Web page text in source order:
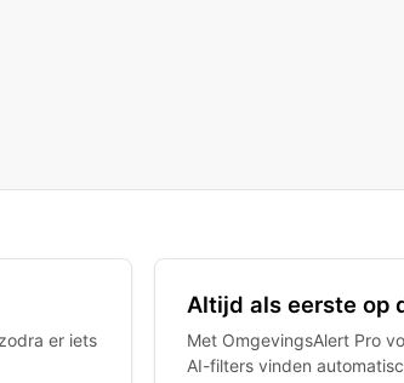
er iets
Altijd als eerste op
Met OmgevingsAlert Pro
AI-filters vinden